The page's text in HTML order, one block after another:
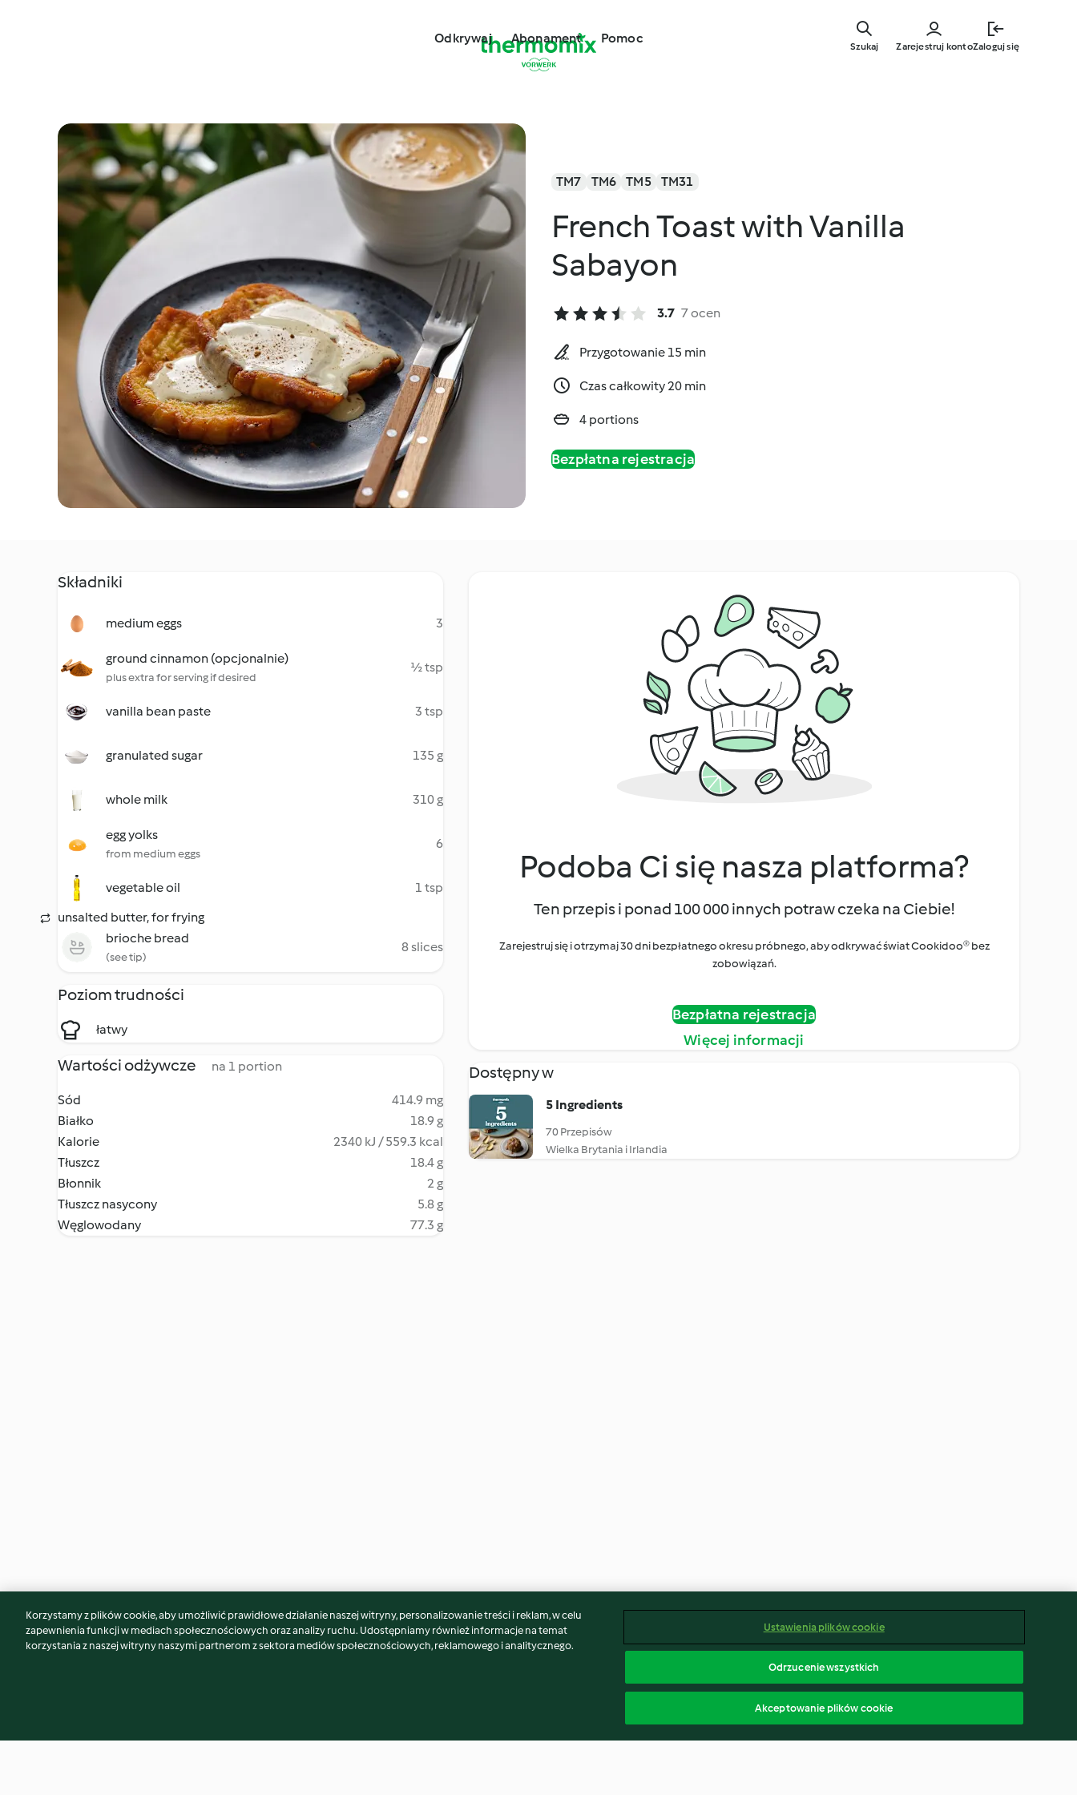
głównej
Odkrywaj Abonament Pomoc
Zarejestruj kontoZaloguj się
Szukaj
TM7 TM6 TM5 TM31
French Toast with Vanilla
Sabayon
3.7 7 ocen
Przygotowanie 15 min
Czas całkowity 20 min
4 portions
Bezpłatna rejestracja
Składniki
medium eggs 3
ground cinnamon (opcjonalnie)
plus extra for serving if desired
½ tsp
vanilla bean paste 3 tsp
granulated sugar 135 g
whole milk 310 g
egg yolks
from medium eggs
6
vegetable oil
1 tsp
unsalted butter, for frying
brioche bread
(see tip)
8 slices
Poziom trudności
łatwy
Wartości odżywcze na 1 portion
Sód
414.9 mg
Białko
18.9 g
Kalorie
2340 kJ / 559.3 kcal
Tłuszcz
18.4 g
Błonnik
2 g
Tłuszcz nasycony
5.8 g
Węglowodany
77.3 g
Podoba Ci się nasza platforma?
Ten przepis i ponad 100 000 innych potraw czeka na Ciebie!
Zarejestruj się i otrzymaj 30 dni bezpłatnego okresu próbnego, aby odkrywać świat Cookidoo® bez
zobowiązań.
Bezpłatna rejestracja
Więcej informacji
Dostępny w
5 Ingredients
70 Przepisów
Wielka Brytania i Irlandia
Może spodoba Ci się również...
Korzystamy z plików cookie, aby umożliwić prawidłowe działanie naszej witryny, personalizowanie treści i reklam, w celu
zapewnienia funkcji w mediach społecznościowych oraz analizy ruchu. Udostępniamy również informacje na temat
korzystania z naszej witryny naszymi partnerom z sektora mediów społecznościowych, reklamowego i analitycznego.
Ustawienia plików cookie
Odrzucenie wszystkich
Akceptowanie plików cookie